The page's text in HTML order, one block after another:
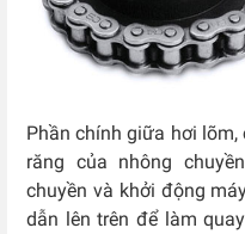
Phần chính giữa hơi
răng của nhông
chuyền và khởi động
dẫn lên trên để làm